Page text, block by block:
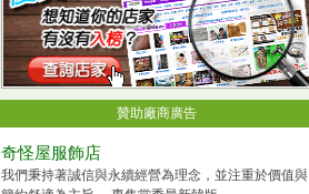
贊助廠商廣告
奇怪屋服飾店
我們秉持著誠信與永續經營為理念，並注重於價值與